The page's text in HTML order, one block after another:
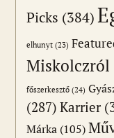
Picks (384)
elhunyt (23)
Miskolczról
főszerkesztő (24)
(287) Karrier
Márka (105)